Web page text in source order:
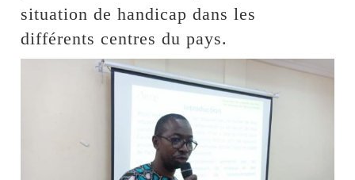
situation de handicap dans les
différents centres du pays.